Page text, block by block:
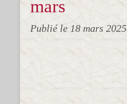
mars
Publié le 18 mars 2025